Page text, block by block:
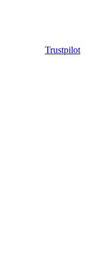
Trustpilot